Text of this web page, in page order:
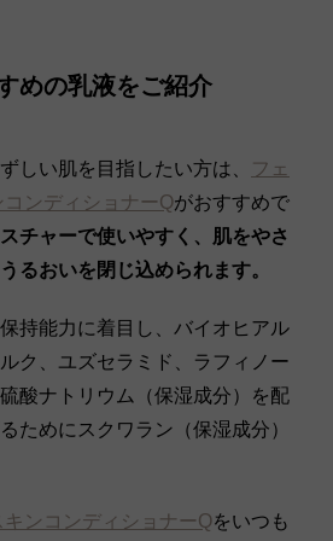
めの乳液をご紹介
しい肌を目指したい方は、
フェ
ンディショナーQがおすすめで
チャーで使いやすく、肌をやさ
るおいを閉じ込められます。
持能力に着目し、バイオヒアル
ク、ユズセラミド、ラフィノー
酸ナトリウム（保湿成分）を配
ためにスクワラン（保湿成分）
ンコンディショナーQをいつも